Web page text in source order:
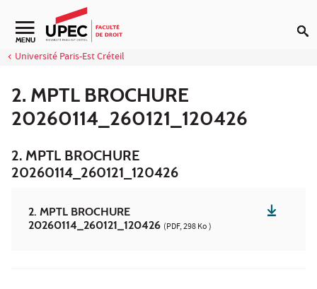
Aller au contenu
MENU
Université Paris-Est Créteil
2. MPTL BROCHURE
20260114_260121_120426
2. MPTL BROCHURE
20260114_260121_120426
2. MPTL BROCHURE
20260114_260121_120426 (PDF, 298 Ko )